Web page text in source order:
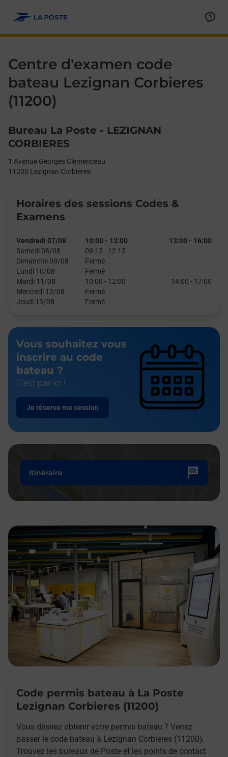
Centre d'examen code
bateau Lezignan Corbieres
(11200)
Bureau La Poste - LEZIGNAN
CORBIERES
1 Avenue Georges Clemenceau
11200 Lezignan Corbieres
Horaires des sessions Codes &
Examens
Vendredi 07/08 10:00 - 12:00 13:00 - 16:00
Samedi 08/08
09:15 - 12:15
Dimanche 09/08
Fermé
Lundi 10/08
Fermé
Mardi 11/08
10:00 - 12:00 14:00 - 17:00
Mercredi 12/08
Fermé
Jeudi 13/08
Fermé
Vous souhaitez vous
inscrire au code
bateau ?
C'est par ici !
Je réserve ma session
Itinéraire
Code permis bateau à La Poste
Lezignan Corbieres (11200)
Vous désirez obtenir votre permis bateau ? Venez
passer le code bateau à Lezignan Corbieres (11200).
Trouvez les bureaux de Poste et les points de contact